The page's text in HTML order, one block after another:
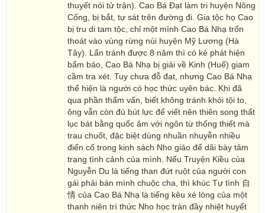
thuyết nói tử trận). Cao Bá Đạt làm tri huyện Nông
Cống, bị bắt, tự sát trên đường đi. Gia tộc họ Cao
bị tru di tam tộc, chỉ một mình Cao Bá Nhạ trốn
thoát vào vùng rừng núi huyện Mỹ Lương (Hà
Tây). Lẩn tránh được 8 năm thì có kẻ phát hiện
bẩm báo, Cao Bá Nhạ bị giải về Kinh (Huế) giam
cầm tra xét. Tuy chưa đỗ đạt, nhưng Cao Bá Nhạ
thể hiện là người có học thức uyên bác. Khi đã
qua phần thẩm vấn, biết không tránh khỏi tội to,
ông vẫn còn đủ bút lực để viết nên thiên song thất
lục bát bằng quốc âm với ngôn từ thống thiết mà
trau chuốt, đặc biệt dùng nhuần nhuyễn nhiều
điển cố trong kinh sách Nho giáo để dãi bày tâm
trạng tình cảnh của mình. Nếu Truyện Kiều của
Nguyễn Du là tiếng than đứt ruột của người con
gái phải bán mình chuộc cha, thì khúc Tự tình 自
情 của Cao Bá Nhạ là tiếng kêu xé lòng của một
thanh niên trí thức Nho học tràn đầy nhiệt huyết